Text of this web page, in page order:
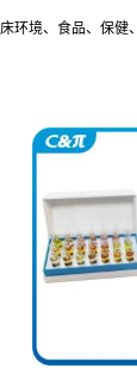
环境、食品、保健